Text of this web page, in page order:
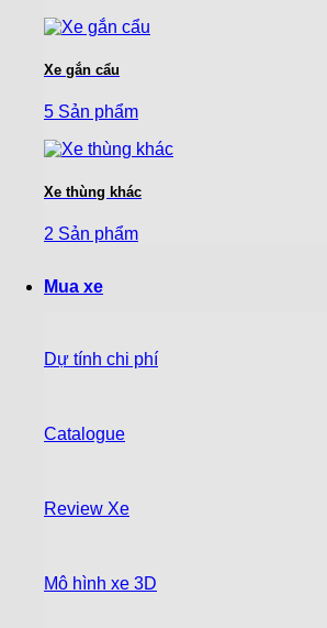
Xe gắn cẩu
5 Sản phẩm
Xe thùng khác
2 Sản phẩm
Mua xe
Dự tính chi phí
Catalogue
Review Xe
Mô hình xe 3D